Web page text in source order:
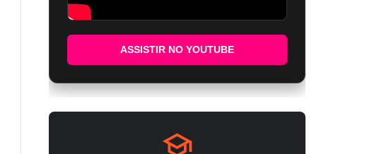
ASSISTIR NO YOUTUBE